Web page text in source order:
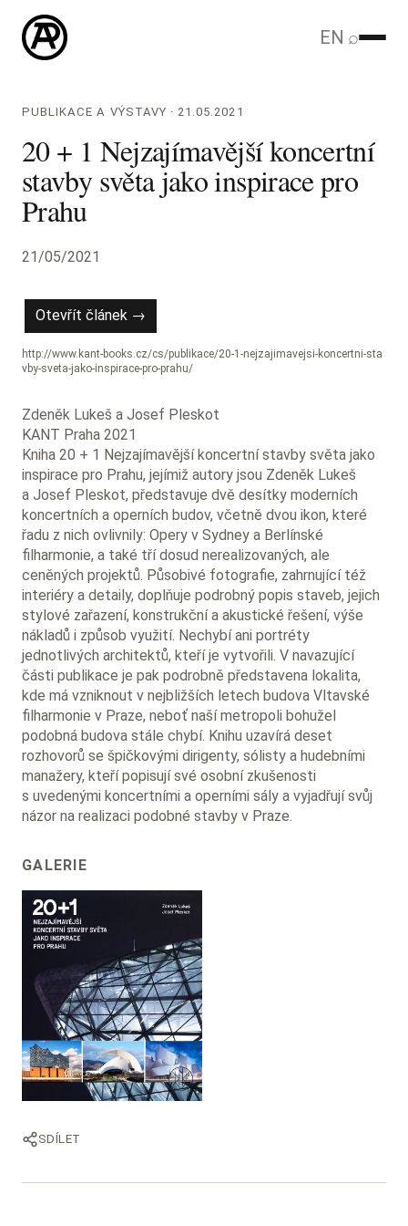
EN ⌕
PUBLIKACE A VÝSTAVY · 21.05.2021
20 + 1 Nejzajímavější koncertní
stavby světa jako inspirace pro
Prahu
21/05/2021
Otevřít článek →
http://www.kant-books.cz/cs/publikace/20-1-nejzajimavejsi-koncertni-sta
vby-sveta-jako-inspirace-pro-prahu/
Zdeněk Lukeš a Josef Pleskot
KANT Praha 2021
Kniha 20 + 1 Nejzajímavější koncertní stavby světa jako
inspirace pro Prahu, jejímiž autory jsou Zdeněk Lukeš
a Josef Pleskot, představuje dvě desítky moderních
koncertních a operních budov, včetně dvou ikon, které
řadu z nich ovlivnily: Opery v Sydney a Berlínské
filharmonie, a také tří dosud nerealizovaných, ale
ceněných projektů. Působivé fotografie, zahrnující též
interiéry a detaily, doplňuje podrobný popis staveb, jejich
stylové zařazení, konstrukční a akustické řešení, výše
nákladů i způsob využití. Nechybí ani portréty
jednotlivých architektů, kteří je vytvořili. V navazující
části publikace je pak podrobně představena lokalita,
kde má vzniknout v nejbližších letech budova Vltavské
filharmonie v Praze, neboť naší metropoli bohužel
podobná budova stále chybí. Knihu uzavírá deset
rozhovorů se špičkovými dirigenty, sólisty a hudebními
manažery, kteří popisují své osobní zkušenosti
s uvedenými koncertními a operními sály a vyjadřují svůj
názor na realizaci podobné stavby v Praze.
GALERIE
SDÍLET